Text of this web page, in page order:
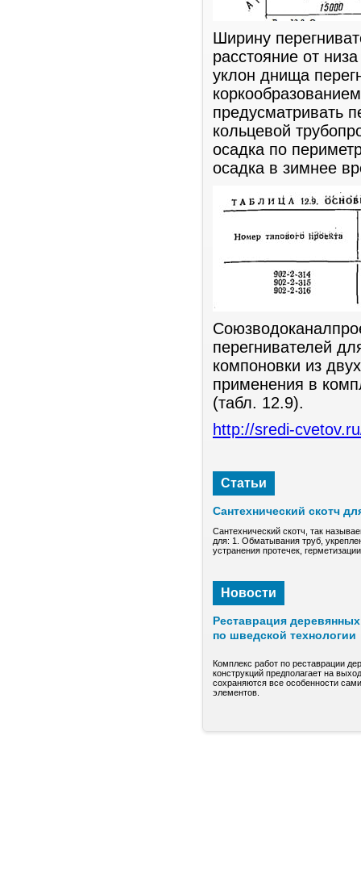
Ширину
расстояние от
уклон днища
предусматривать
кольцевой
осадка по
осадка в зимнее
перегнивателей
компоновки из
применения в
(табл. 12.9).
http://sredi-
Статьи
Сантехнический скотч
Сантехнический скотч, так
для: 1. Обматывания труб,
устранения протечек,
Новости
Реставрация
по шведской технологии
Комплекс работ по реставрации
конструкций предполагает на
сохраняются все особенности
элементов.